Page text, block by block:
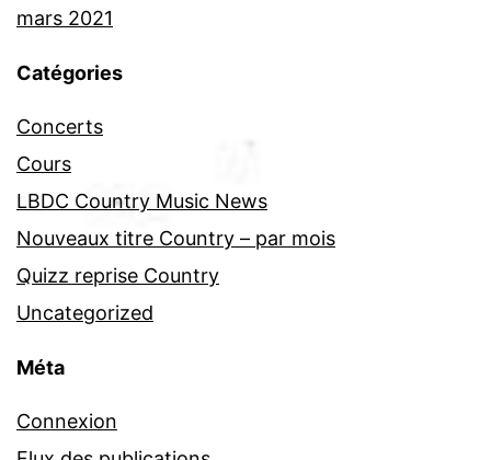
mars 2021
Catégories
Concerts
Cours
LBDC Country Music News
Nouveaux titre Country – par mois
Quizz reprise Country
Uncategorized
Méta
Connexion